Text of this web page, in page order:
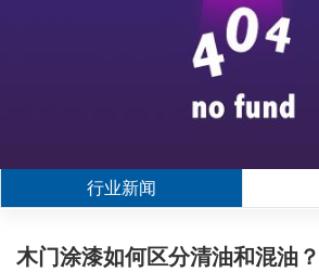
行业新闻
木门涂漆如何区分清油和混油